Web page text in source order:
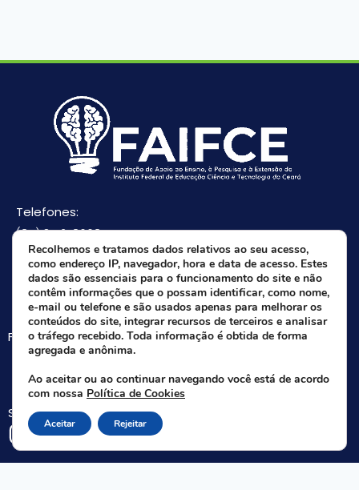
Telefones:
(85) 3512-8668
(85) 9 8165-0582(Whatsapp)
E-mail:
faifce@faifce.ifce.edu.br
Fale agora com nossa equipe:
Whatsapp da FAIFCE
Siga-nos nas redes sociais:
Recolhemos e tratamos dados relativos ao seu acesso,
como endereço IP, navegador, hora e data de acesso. Estes
dados são essenciais para o funcionamento do site e não
contêm informações que o possam identificar, como nome,
e-mail ou telefone e são usados apenas para melhorar os
conteúdos do site, integrar recursos de terceiros e analisar
o tráfego recebido. Toda informação é obtida de forma
agregada e anônima.
Ao aceitar ou ao continuar navegando você está de acordo
com nossa Política de Cookies
Aceitar Rejeitar